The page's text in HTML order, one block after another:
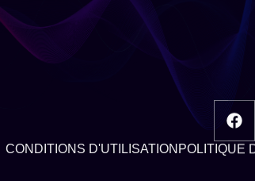
CONDITIONS D'UTILISATIONPOLITIQUE